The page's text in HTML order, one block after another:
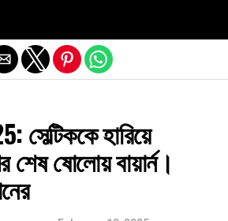
হারিয়ে
শেষ ষোলোয় বায়ার্ন।